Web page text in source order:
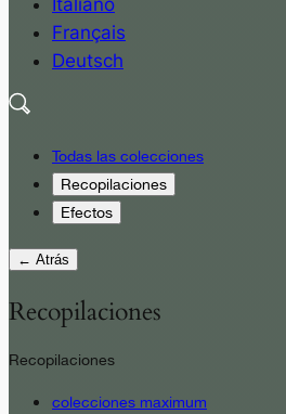
Français
Deutsch
Todas las colecciones
Recopilaciones
Efectos
← Atrás
Recopilaciones
Recopilaciones
colecciones maximum